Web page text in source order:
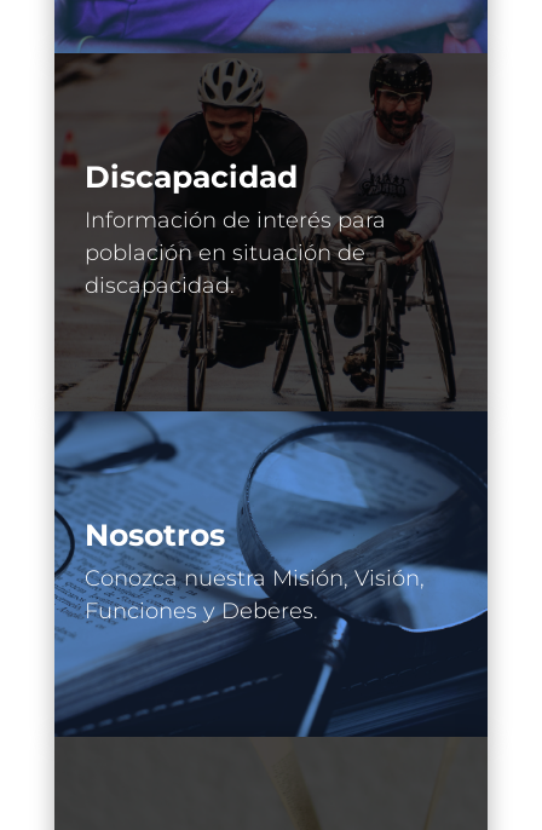
Discapacidad
Información de interés para
población en situación de
discapacidad.
Nosotros
Conozca nuestra Misión, Visión,
Funciones y Deberes.